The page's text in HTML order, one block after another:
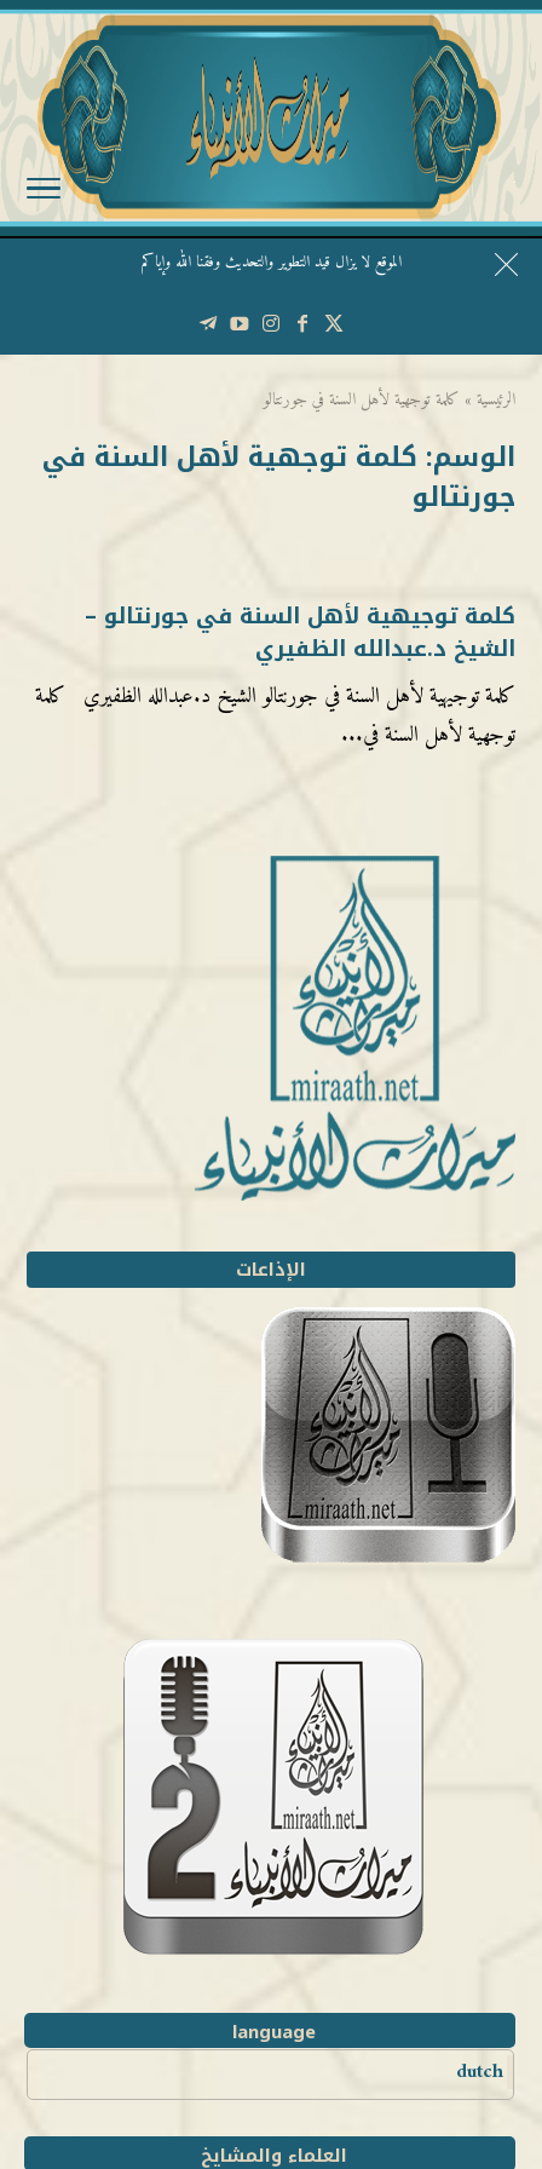
الموقع لا يزال قيد التطوير والتحديث وفقنا الله وإياكم
قال الشيخ ربيع وفقه الله: نحن ليس عندنا تقديس الأشخاص
الرئيسية » كلمة توجهية لأهل السنة في جورنتالو
الوسم: كلمة توجهية لأهل السنة في
جورنتالو
كلمة توجيهية لأهل السنة في جورنتالو –
الشيخ د.عبدالله الظفيري
كلمة توجيهية لأهل السنة في جورنتالو الشيخ د.عبدالله الظفيري كلمة
توجهية لأهل السنة في...
الإذاعات
language
dutch
العلماء والمشايخ